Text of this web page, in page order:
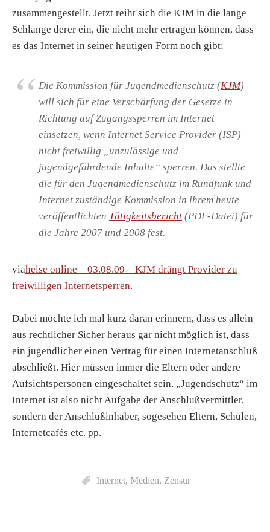
zusammengestellt. Jetzt reiht sich die KJM in die lange
Schlange derer ein, die nicht mehr ertragen können, dass
es das Internet in seiner heutigen Form noch gibt:
Die Kommission für Jugendmedienschutz (KJM)
will sich für eine Verschärfung der Gesetze in
Richtung auf Zugangssperren im Internet
einsetzen, wenn Internet Service Provider (ISP)
nicht freiwillig „unzulässige und
jugendgefährdende Inhalte“ sperren. Das stellte
die für den Jugendmedienschutz im Rundfunk und
Internet zuständige Kommission in ihrem heute
veröffentlichten Tätigkeitsbericht (PDF-Datei) für
die Jahre 2007 und 2008 fest.
viaheise online – 03.08.09 – KJM drängt Provider zu
freiwilligen Internetsperren.
Dabei möchte ich mal kurz daran erinnern, dass es allein
aus rechtlicher Sicher heraus gar nicht möglich ist, dass
ein jugendlicher einen Vertrag für einen Internetanschluß
abschließt. Hier müssen immer die Eltern oder andere
Aufsichtspersonen eingeschaltet sein. „Jugendschutz“ im
Internet ist also nicht Aufgabe der Anschlußvermittler,
sondern der Anschlußinhaber, sogesehen Eltern, Schulen,
Internetcafés etc. pp.
Internet, Medien, Zensur